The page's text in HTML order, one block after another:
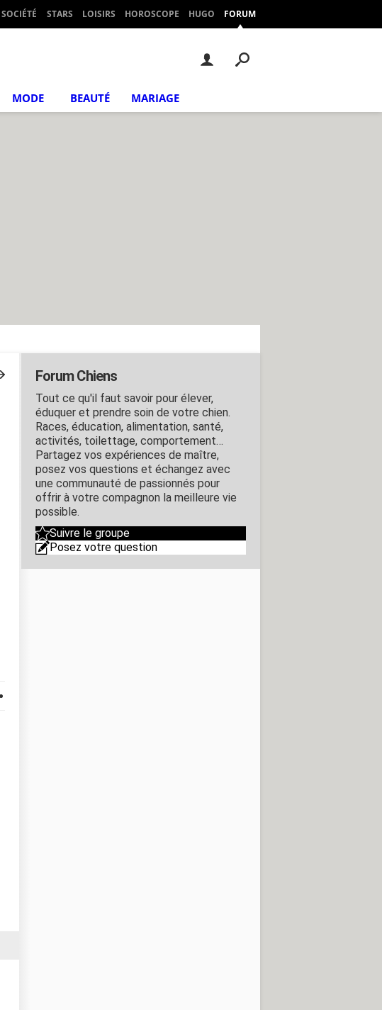
SOCIÉTÉ STARS LOISIRS HOROSCOPE HUGO FORUM
MODE BEAUTÉ MARIAGE
Forum Chiens
Tout ce qu'il faut savoir pour élever,
éduquer et prendre soin de votre chien.
Races, éducation, alimentation, santé,
activités, toilettage, comportement…
Partagez vos expériences de maître,
posez vos questions et échangez avec
une communauté de passionnés pour
offrir à votre compagnon la meilleure vie
possible.
Suivre le groupe
Posez votre question